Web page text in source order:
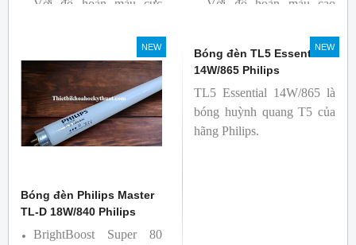
Với độ hoàn màu cực
Sản phẩm được sản xuất
bởi hãng Philips, xuất xứ
Ba lan
Với độ hoàn màu cao
Sản phẩm được sản xuất
bởi hãng Philips, xuất xứ
NEW
Bóng đèn Philips Master
TL-D 18W/840 Philips
BrightBoost Super 80
NEW
Bóng đèn TL5 Essential
14W/865 Philips
TL5 Essential 14W/865 là
bóng huỳnh quang T5 của
hãng Philips.